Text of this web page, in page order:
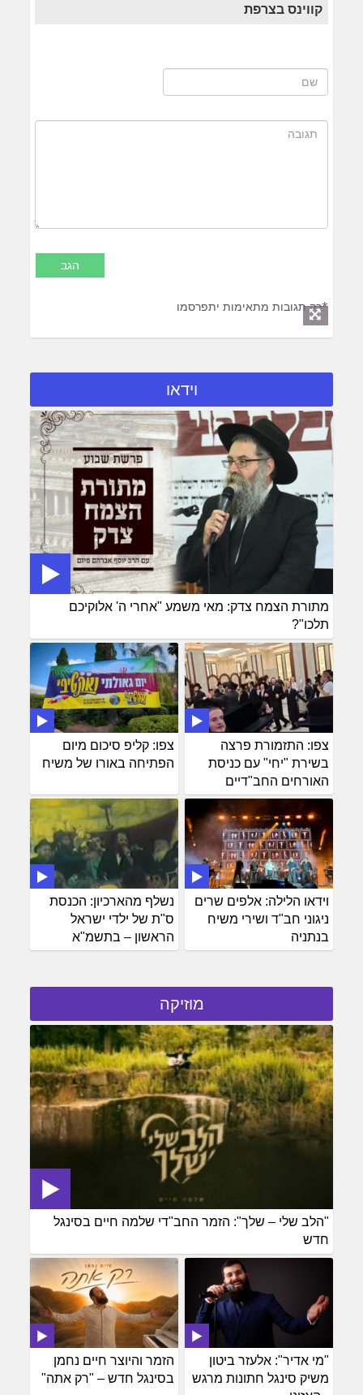
קווינס בצרפת
*רק תגובות מתאימות יתפרסמו
וידאו
מתורת הצמח צדק: מאי משמע "אחרי ה' אלוקיכם
תלכו"?
צפו: קליפ סיכום מיום
הפתיחה באורו של משיח
צפו: התזמורת פרצה
בשירת "יחי" עם כניסת
האורחים החב"דיים
נשלף מהארכיון: הכנסת
ס"ת של ילדי ישראל
הראשון – בתשמ"א
וידאו הלילה: אלפים שרים
ניגוני חב"ד ושירי משיח
בנתניה
מוזיקה
"הלב שלי – שלך": הזמר החב"די שלמה חיים בסינגל
חדש
הזמר והיוצר חיים נחמן
בסינגל חדש – "רק אתה"
"מי אדיר": אלעזר ביטון
משיק סינגל חתונות מרגש